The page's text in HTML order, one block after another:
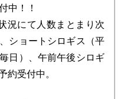
中！！
況にて人数まとまり次
ショートシロギス（平
日）、午前午後シロギ
約受付中。